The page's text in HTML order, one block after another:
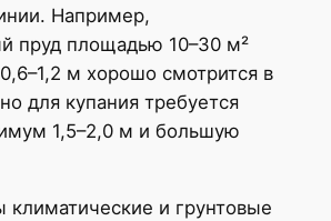
Например,
пруд площадью 10–30 м²
м хорошо смотрится в
для купания требуется
1,5–2,0 м и большую
и грунтовые